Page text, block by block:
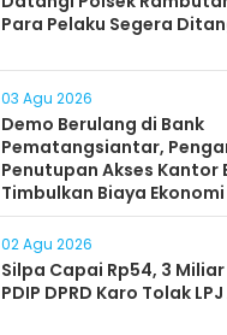
Para Pelaku Segera
03 Agu 2026
Demo Berulang di Bank
Pematangsiantar,
Penutupan Akses Kantor
Timbulkan Biaya
Masyarakat
02 Agu 2026
Silpa Capai Rp54, 3
PDIP DPRD Karo Tolak